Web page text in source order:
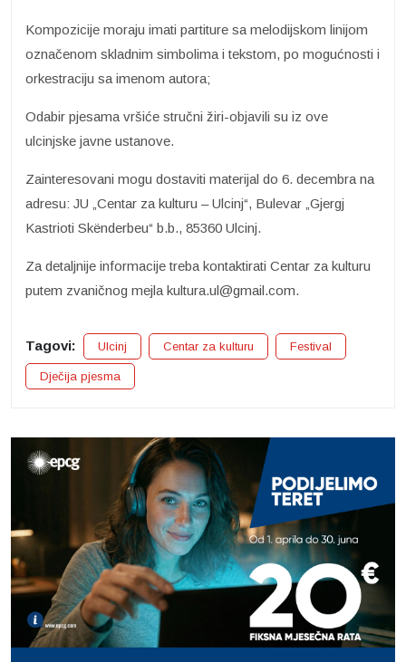
Kompozicije moraju imati partiture sa melodijskom linijom
označenom skladnim simbolima i tekstom, po mogućnosti i
orkestraciju sa imenom autora;
Odabir pjesama vršiće stručni žiri-objavili su iz ove
ulcinjske javne ustanove.
Zainteresovani mogu dostaviti materijal do 6. decembra na
adresu: JU „Centar za kulturu – Ulcinj“, Bulevar „Gjergj
Kastrioti Skënderbeu“ b.b., 85360 Ulcinj.
Za detaljnije informacije treba kontaktirati Centar za kulturu
putem zvaničnog mejla kultura.ul@gmail.com.
Tagovi: Ulcinj Centar za kulturu Festival
Dječija pjesma